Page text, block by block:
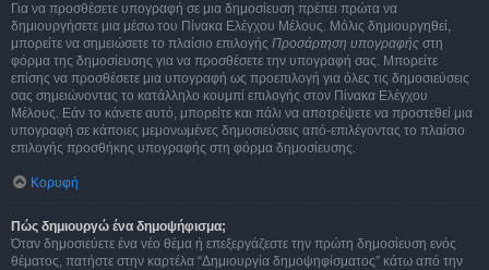
Για να προσθέσετε υπογραφή σε μια δημοσίευση πρέπει πρώτα να
δημιουργήσετε μια μέσω του Πίνακα Ελέγχου Μέλους. Μόλις δημιουργηθεί,
μπορείτε να σημειώσετε το πλαίσιο επιλογής Προσάρτηση υπογραφής στη
φόρμα της δημοσίευσης για να προσθέσετε την υπογραφή σας. Μπορείτε
επίσης να προσθέσετε μια υπογραφή ως προεπιλογή για όλες τις δημοσιεύσεις
σας σημειώνοντας το κατάλληλο κουμπί επιλογής στον Πίνακα Ελέγχου
Μέλους. Εάν το κάνετε αυτό, μπορείτε και πάλι να αποτρέψετε να προστεθεί μια
υπογραφή σε κάποιες μεμονωμένες δημοσιεύσεις από-επιλέγοντας το πλαίσιο
επιλογής προσθήκης υπογραφής στη φόρμα δημοσίευσης.
Κορυφή
Πώς δημιουργώ ένα δημοψήφισμα;
Όταν δημοσιεύετε ένα νέο θέμα ή επεξεργάζεστε την πρώτη δημοσίευση ενός
θέματος, πατήστε στην καρτέλα “Δημιουργία δημοψηφίσματος” κάτω από την